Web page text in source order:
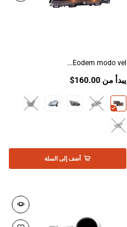
Eodem modo vel...
يبدأ من $160.00
أضف إلى السلة